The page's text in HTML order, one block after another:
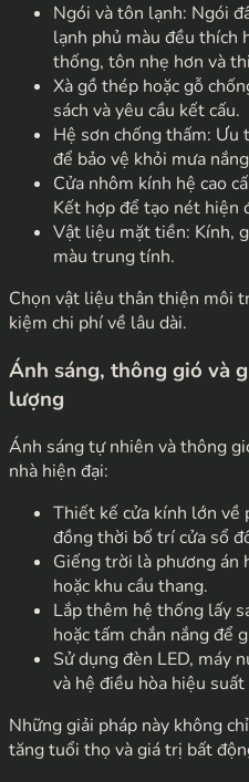
Ngói và tôn lạnh: Ngói
lạnh phủ màu đều thích
thống, tôn nhẹ hơn và
Xà gồ thép hoặc gỗ
sách và yêu cầu kết cấu.
Hệ sơn chống thấm:
để bảo vệ khỏi mưa
Cửa nhôm kính hệ cao
Kết hợp để tạo nét hiện
Vật liệu mặt tiền: Kính,
màu trung tính.
Chọn vật liệu thân thiện môi
kiệm chi phí về lâu dài.
Ánh sáng, thông gió và
lượng
Ánh sáng tự nhiên và thông
nhà hiện đại:
Thiết kế cửa kính lớn về
đồng thời bố trí cửa sổ
Giếng trời là phương án
hoặc khu cầu thang.
Lắp thêm hệ thống lấy
hoặc tấm chắn nắng để
Sử dụng đèn LED, máy
và hệ điều hòa hiệu
Những giải pháp này không
tăng tuổi thọ và giá trị bất